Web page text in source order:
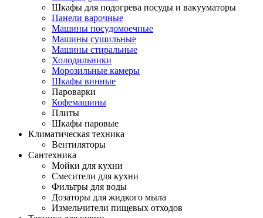
Шкафы для подогрева посуды и вакууматоры
Панели варочные
Машины посудомоечные
Машины сушильные
Машины стиральные
Холодильники
Морозильные камеры
Шкафы винные
Пароварки
Кофемашины
Плиты
Шкафы паровые
Климатическая техника
Вентиляторы
Сантехника
Мойки для кухни
Смесители для кухни
Фильтры для воды
Дозаторы для жидкого мыла
Измельчители пищевых отходов